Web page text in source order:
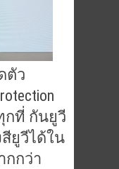
ตัว
กที่ กันยูวี
ยูวีได้ใน
กกว่า